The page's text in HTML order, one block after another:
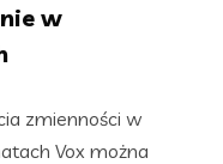
w
zmienności w
Vox można